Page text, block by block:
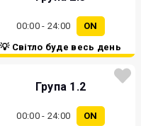
00:00 - 24:00
ON
💡 Світло буде весь день
Група 1.2
00:00 - 24:00
ON